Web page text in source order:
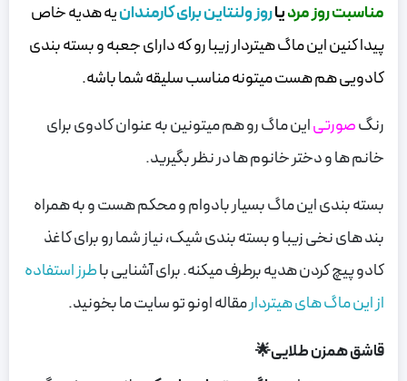
مناسبت روز مردیاروز ولنتاین برای کارمندانیه هدیه خاص
پیدا کنین این ماگ هیتردار زیبا رو که دارای جعبه و بسته بندی
کادویی هم هست میتونه مناسب سلیقه شما باشه.
رنگصورتیاین ماگ رو هم میتونین به عنوان کادوی برای
خانم ها و دختر خانوم ها در نظر بگیرید.
بسته بندی این ماگ بسیار بادوام و محکم هست و به همراه
بند های نخی زیبا و بسته بندی شیک، نیاز شما رو برای کاغذ
کادو پیچ کردن هدیه برطرف میکنه. برای آشنایی باطرز استفاده
از این ماگ های هیتردارمقاله اونو تو سایت ما بخونید.
قاشق همزن طلایی🌟